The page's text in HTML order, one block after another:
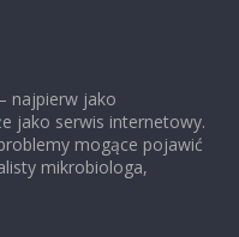
najpierw jako
jako serwis internetowy.
mogące pojawić
mikrobiologa,